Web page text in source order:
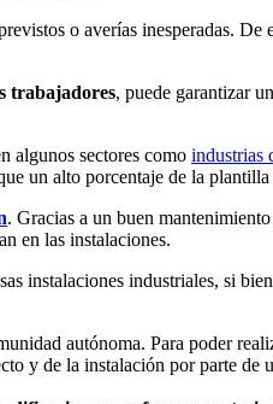
o averías inesperadas.
trabajadores, puede garantizar
algunos sectores como industrias
un alto porcentaje de la plantilla
. Gracias a un buen mantenimiento
en las instalaciones.
instalaciones industriales, si
autónoma. Para poder
y de la instalación por parte de